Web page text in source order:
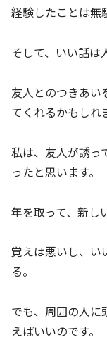
経験したことは無
そして、いい話は
友人とのつきあい
てくれるかもしれ
私は、友人が誘っ
ったと思います。
年を取って、新し
覚えは悪いし、い
る。
でも、周囲の人に
えばいいのです。